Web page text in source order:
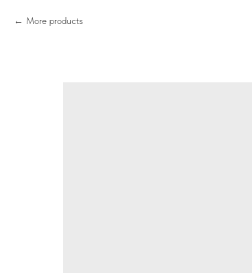
More products